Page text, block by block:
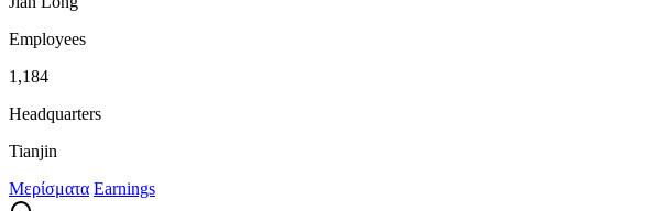
Employees
1,184
Headquarters
Tianjin
Μερίσματα Earnings